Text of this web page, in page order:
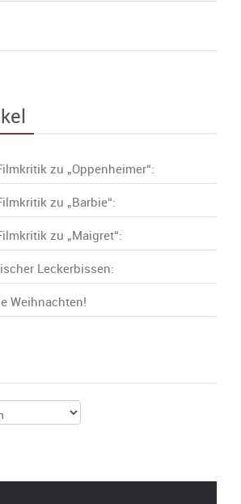
zu „Oppenheimer“:
zu „Barbie“:
zu „Maigret“:
Leckerbissen:
Weihnachten!